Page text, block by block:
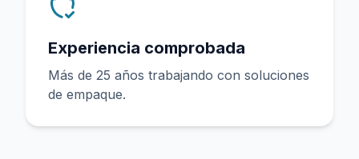
Experiencia comprobada
Más de 25 años trabajando con soluciones
de empaque.